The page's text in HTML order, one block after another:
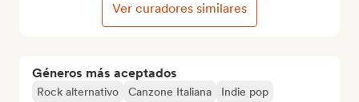
Géneros más aceptados
Rock alternativo Canzone Italiana
Indie pop
Ver curadores similares